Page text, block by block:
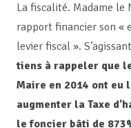
La fiscalité. Madame
rapport financier son «
levier fiscal ».
tiens à rappeler que
Maire en 2014 ont
augmenter la Taxe
le foncier bâti de